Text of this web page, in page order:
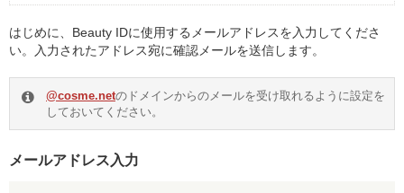
はじめに、Beauty IDに使用するメールアドレスを入力してくださ
い。入力されたアドレス宛に確認メールを送信します。
@cosme.netのドメインからのメールを受け取れるように設定を
しておいてください。
メールアドレス入力